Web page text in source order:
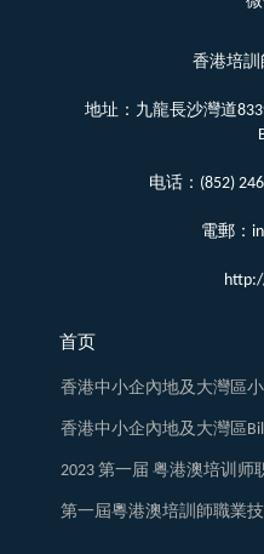
香港培訓
地址：九龍長沙灣道
电话：(852)
電郵：
首页
香港中小企內地及大灣區
香港中小企內地及大灣區
2023 第一届 粤港澳培训师
第一屆粵港澳培訓師職業